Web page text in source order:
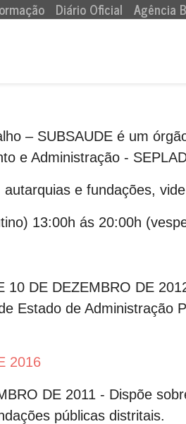
Diário Oficial Agência
– SUBSAUDE é um
e Administração -
e fundações,
13:00h ás 20:00h
10 DE DEZEMBRO DE
Estado de Administração
2016
DE 2011 - Dispõe
públicas distritais.